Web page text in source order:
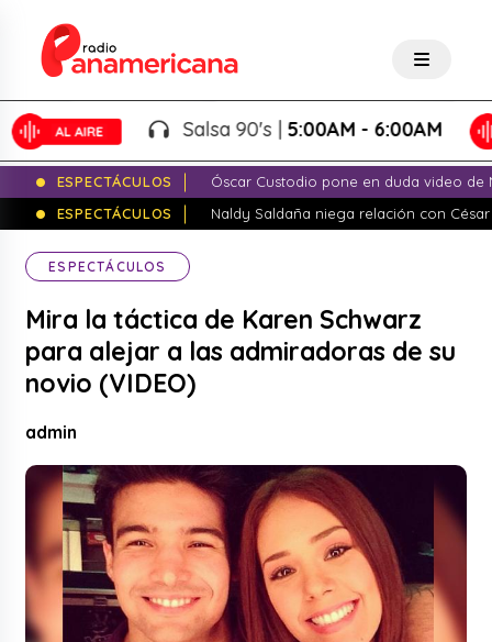
Salsa 90's |5:00AM - 6:00AM
ESPECTÁCULOS
Óscar Custodio pone en duda video de
ESPECTÁCULOS
Naldy Saldaña niega relación con
ESPECTÁCULOS
Mira la táctica de Karen Schwarz
para alejar a las admiradoras de su
novio (VIDEO)
admin